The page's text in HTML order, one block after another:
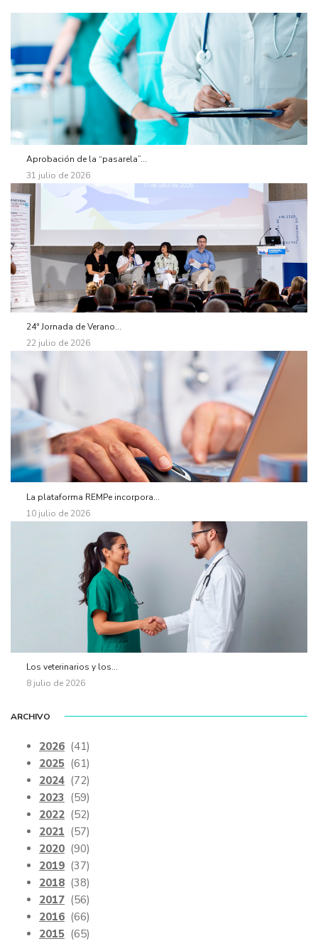
Aprobación de la “pasarela”...
31 julio de 2026
24ª Jornada de Verano...
22 julio de 2026
La plataforma REMPe incorpora...
10 julio de 2026
Los veterinarios y los...
8 julio de 2026
ARCHIVO
2026 (41)
2025 (61)
2024 (72)
2023 (59)
2022 (52)
2021 (57)
2020 (90)
2019 (37)
2018 (38)
2017 (56)
2016 (66)
2015 (65)